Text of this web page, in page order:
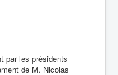
par les présidents
de M. Nicolas